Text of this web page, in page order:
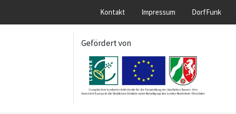
Kontakt Impressum DorfFunk
Gefördert von